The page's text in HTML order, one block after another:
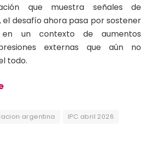
que muestra señales de
el desafío ahora pasa por sostener
un contexto de aumentos
externas que aún no
todo.
argentina IPC abril 2026